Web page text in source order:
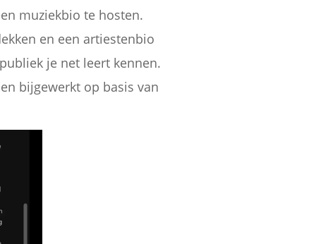
muziekbio te hosten.
en een artiestenbio
je net leert kennen.
bijgewerkt op basis van